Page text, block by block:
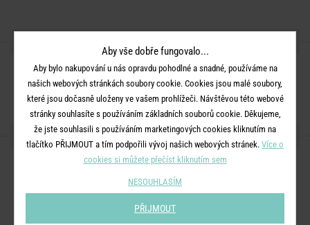
DALŠÍ PRODUKTY ZE SÉRIE
BESTSELLER
Aby vše dobře fungovalo...
Aby bylo nakupování u nás opravdu pohodlné a snadné, používáme na
našich webových stránkách soubory cookie. Cookies jsou malé soubory,
které jsou dočasně uloženy ve vašem prohlížeči. Návštěvou této webové
stránky souhlasíte s používáním základních souborů cookie. Děkujeme,
že jste souhlasili s používáním marketingových cookies kliknutím na
tlačítko PŘIJMOUT a tím podpořili vývoj našich webových stránek. Více o
cookies si můžete přečíst kliknutím sem
NESOUHLASÍM
PŘIJMOUT